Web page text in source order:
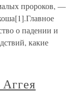
пророков, —
о падении и
какие